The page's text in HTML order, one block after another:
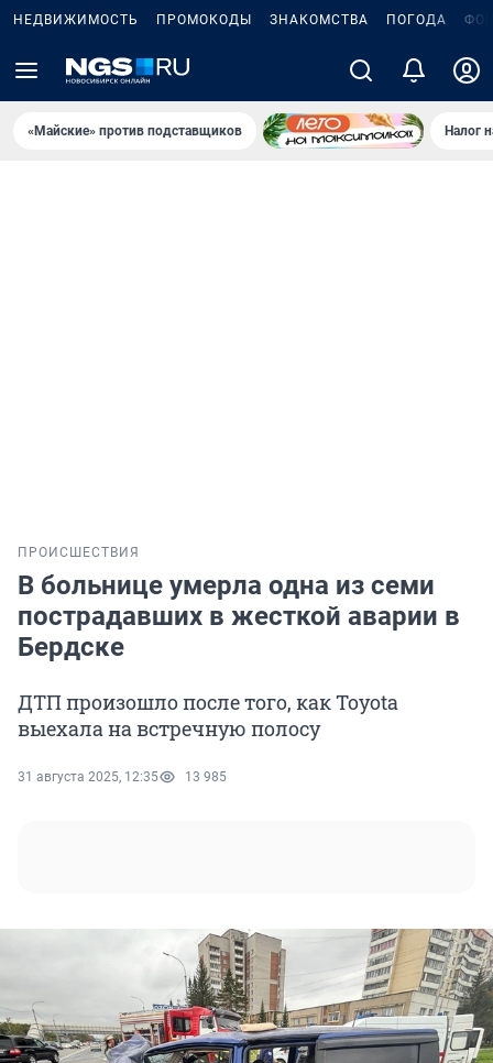
НЕДВИЖИМОСТЬ ПРОМОКОДЫ ЗНАКОМСТВА ПОГОДА
«Майские» против подставщиков Налог
ПРОИСШЕСТВИЯ
В больнице умерла одна из семи
пострадавших в жесткой аварии в
Бердске
ДТП произошло после того, как Toyota
выехала на встречную полосу
31 августа 2025, 12:35 13 985